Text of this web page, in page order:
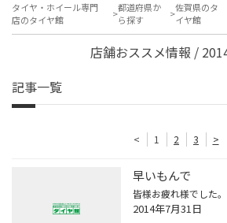
タイヤ・ホイール専門
店のタイヤ館
都道府県か
ら探す
佐賀県のタ
イヤ館
店舗おススメ情報 /
記事一覧
< 1 2 3 >
早いもんで
2014年7月31日